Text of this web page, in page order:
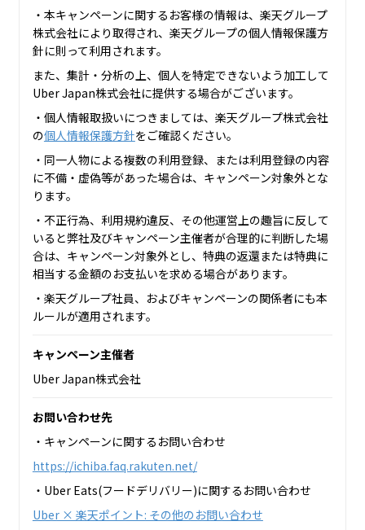
・本キャンペーンに関するお客様の情報は、楽天グループ
株式会社により取得され、楽天グループの個人情報保護方
針に則って利用されます。
また、集計・分析の上、個人を特定できないよう加工して
Uber Japan株式会社に提供する場合がございます。
・個人情報取扱いにつきましては、楽天グループ株式会社
の個人情報保護方針をご確認ください。
・同一人物による複数の利用登録、または利用登録の内容
に不備・虚偽等があった場合は、キャンペーン対象外とな
ります。
・不正行為、利用規約違反、その他運営上の趣旨に反して
いると弊社及びキャンペーン主催者が合理的に判断した場
合は、キャンペーン対象外とし、特典の返還または特典に
相当する金額のお支払いを求める場合があります。
・楽天グループ社員、およびキャンペーンの関係者にも本
ルールが適用されます。
キャンペーン主催者
Uber Japan株式会社
お問い合わせ先
・キャンペーンに関するお問い合わせ
https://ichiba.faq.rakuten.net/
・Uber Eats(フードデリバリー)に関するお問い合わせ
Uber × 楽天ポイント: その他のお問い合わせ